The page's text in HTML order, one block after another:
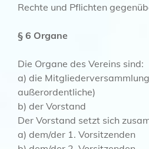
Rechte und Pflichten
§ 6 Organe
Die Organe des Vereins sind:
a) die
außerordentliche)
b) der Vorstand
Der Vorstand setzt sich
a) dem/der 1. Vorsitzenden